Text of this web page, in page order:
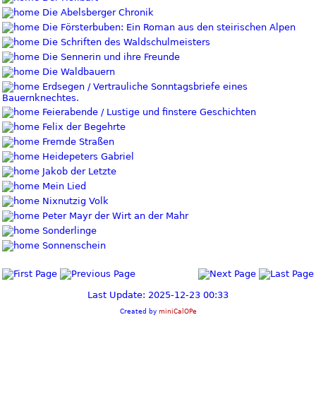
Die Abelsberger Chronik
Die Försterbuben: Ein Roman aus den steirischen Alpen
Die Schriften des Waldschulmeisters
Die Sennerin und ihre Freunde
Die Waldbauern
Erdsegen / Vertrauliche Sonntagsbriefe eines
Bauernknechtes.
Feierabende / Lustige und finstere Geschichten
Felix der Begehrte
Fremde Straßen
Heidepeters Gabriel
Jakob der Letzte
Mein Lied
Nixnutzig Volk
Peter Mayr der Wirt an der Mahr
Sonderlinge
Sonnenschein
Last Update: 2025-12-23 00:33
Created by miniCalOPe